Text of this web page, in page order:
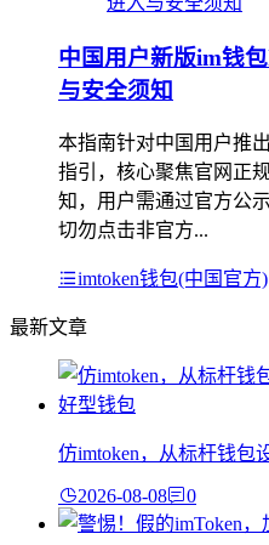
中国用户新版im钱
与安全须知
本指南针对中国用户推
指引，核心聚焦官网正
知，用户需通过官方公
切勿点击非官方...
imtoken钱包(中国官方)
最新文章
仿imtoken，从标杆钱包
2026-08-08 0